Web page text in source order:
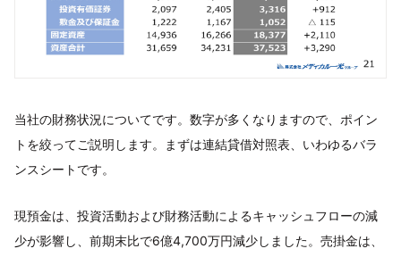
当社の財務状況についてです。数字が多くなりますので、ポイン
トを絞ってご説明します。まずは連結貸借対照表、いわゆるバラ
ンスシートです。
現預金は、投資活動および財務活動によるキャッシュフローの減
少が影響し、前期末比で6億4,700万円減少しました。売掛金は、